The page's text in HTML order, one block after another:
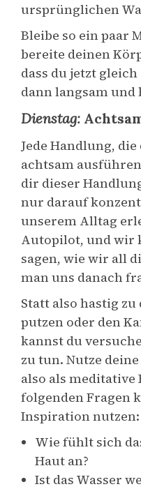
ursprünglichen
Bleibe so ein paar
bereite deinen
dass du jetzt
dann langsam und
Dienstag:
Jede Handlung,
achtsam
dir dieser
nur darauf
unserem Alltag
Autopilot, und wir
sagen, wie wir all
man uns danach
Statt also hastig
putzen oder den
kannst du
zu tun. Nutze
also als meditative
folgenden Fragen
Inspiration nutzen:
Wie fühlt sich
Haut an?
Ist das Wasser